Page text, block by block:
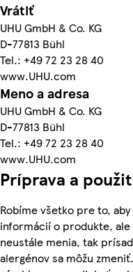
Vrátiť
UHU GmbH & Co. KG
D-77813 Bühl
Tel.: +49 72 23 28 40
www.UHU.com
Meno a adresa
UHU GmbH & Co. KG
D-77813 Bühl
Tel.: +49 72 23 28 40
www.UHU.com
Príprava a
Robíme všetko pre to,
informácií o produkte,
neustále menia, tak
alergénov sa môžu